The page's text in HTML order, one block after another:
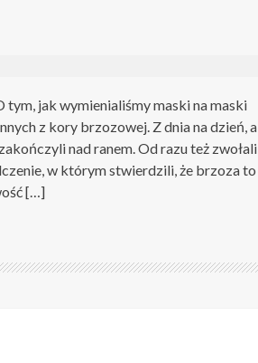
jak wymienialiśmy maski na maski
z kory brzozowej. Z dnia na dzień, a
nad ranem. Od razu też zwołali
w którym stwierdzili, że brzoza to
[…]